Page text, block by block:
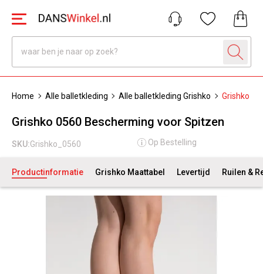
Home Alle balletkleding Alle balletkleding Grishko Grishko
Grishko 0560 Bescherming voor Spitzen
SKU:Grishko_0560 Op Bestelling
Productinformatie Grishko Maattabel Levertijd Ruilen &